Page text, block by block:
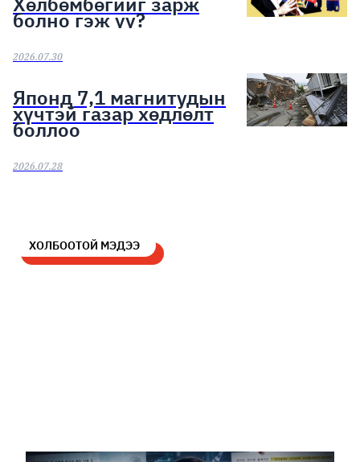
болно гэж үү?
2026.07.30
Японд 7,1 магнитудын
хүчтэй газар хөдлөлт
боллоо
2026.07.28
ХОЛБООТОЙ МЭДЭЭ